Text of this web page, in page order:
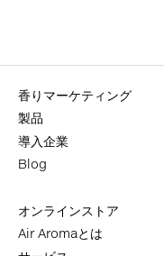
香りマーケティング
製品
導入企業
Blog
オンラインストア
Air Aromaとは